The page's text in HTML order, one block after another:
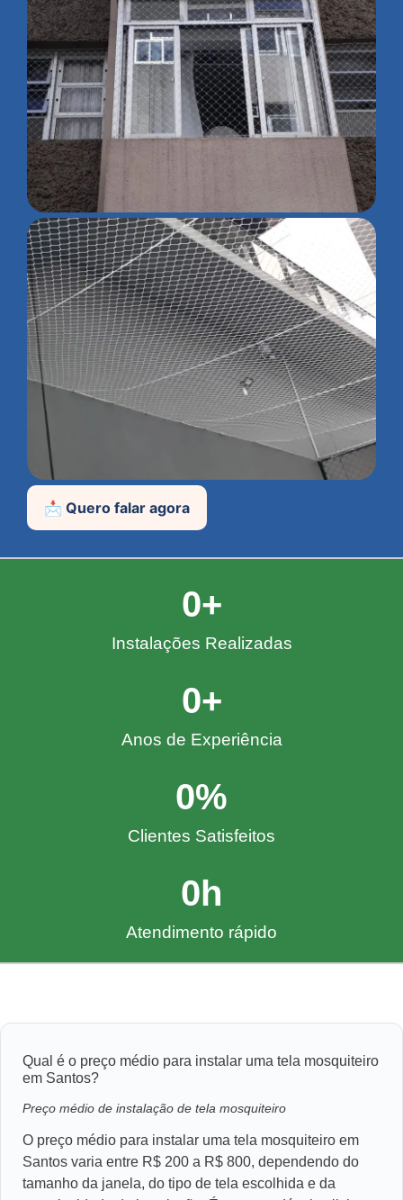
📩 Quero falar agora
Instalações Realizadas
0+
Anos de Experiência
0+
Clientes Satisfeitos
0%
Atendimento rápido
0h
Qual é o preço médio para instalar uma tela mosquiteiro
em Santos?
Preço médio de instalação de tela mosquiteiro
O preço médio para instalar uma tela mosquiteiro em
Santos varia entre R$ 200 a R$ 800, dependendo do
tamanho da janela, do tipo de tela escolhida e da